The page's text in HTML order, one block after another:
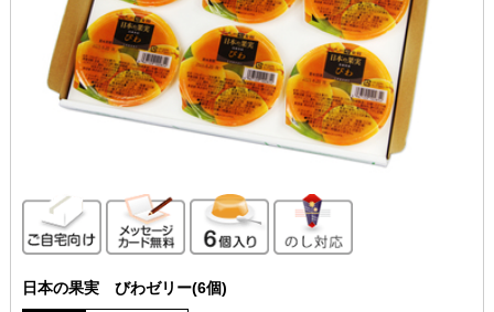
ご自宅向けメッセージカード無料
6個入り のし対応
日本の果実 びわゼリー(6個)